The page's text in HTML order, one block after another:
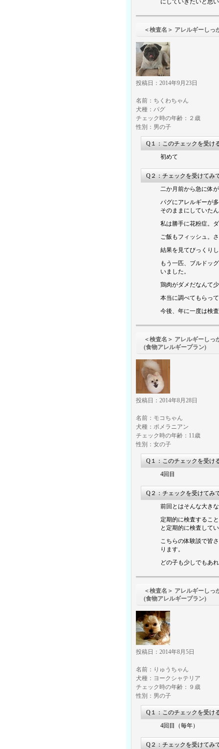
にしていきたいと思
＜検査名＞ アレルギーしっ
投稿日：2014年9月23日
名前：ちくわちゃん
犬種：パグ
チェック時の年齢：２歳
性別：男の子
Q１：このチェックを受け
初めて
Q２：チェックを受けてみ
二か月前から急に体
パグにアレルギーが
そのままにしていた
私は勝手に花粉症。
ご飯もフィッシュ。
結果を見てびっくり
もう一匹、ブルドッ
いました。
鶏肉がダメだなんて
本当に調べてもらっ
今後、年に一度は検
＜検査名＞ アレルギーし
(食物アレルギープラン)
投稿日：2014年8月28日
名前：モコちゃん
犬種：ポメラニアン
チェック時の年齢：11歳
性別：女の子
Q１：このチェックを受け
4回目
Q２：チェックを受けてみ
前回とはそんな大き
定期的に検査するこ
と定期的に検査して
こちらの体験談で皆
ります。
どの子も少しでもあ
＜検査名＞ アレルギーし
(食物アレルギープラン)
投稿日：2014年8月5日
名前：りゅうちゃん
犬種：ヨークシャテリア
チェック時の年齢：９歳
性別：男の子
Q１：このチェックを受け
4回目（毎年）
Q２：チェックを受けてみ